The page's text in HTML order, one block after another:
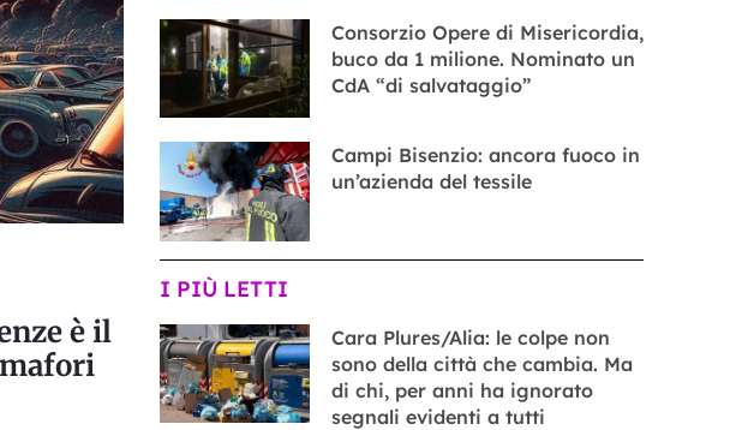
è il
Consorzio Opere di Misericordia,
buco da 1 milione. Nominato un
CdA “di salvataggio”
Campi Bisenzio: ancora fuoco in
un’azienda del tessile
I PIÙ LETTI
Cara Plures/Alia: le colpe non
sono della città che cambia. Ma
di chi, per anni ha ignorato
segnali evidenti a tutti